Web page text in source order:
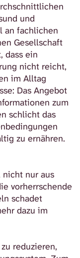
und
an fachlichen
Gesellschaft
dass ein
nicht reicht,
im Alltag
Das Angebot
zum
schlicht das
zu ernähren.
nicht nur aus
vorherrschende
schadet
dazu im
reduzieren,